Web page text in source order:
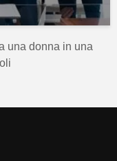
una donna in una